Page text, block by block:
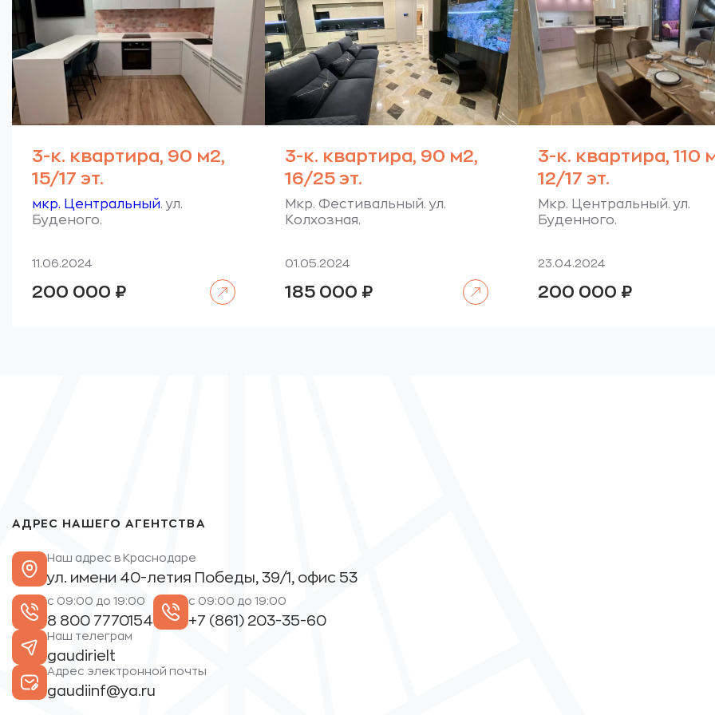
3-к. квартира, 90 м2,
15/17 эт.
мкр. Центральный. ул.
Буденого.
11.06.2024
200 000 ₽
3-к. квартира, 90 м2,
16/25 эт.
Мкр. Фестивальный. ул.
Колхозная.
01.05.2024
185 000 ₽
3-к. квартира, 110
12/17 эт.
Мкр. Центральный. ул.
Буденного.
23.04.2024
200 000 ₽
АДРЕС НАШЕГО АГЕНТСТВА
Наш адрес в Краснодаре
ул. имени 40-летия Победы, 39/1, офис 53
с 09:00 до 19:00
8 800 7770154
с 09:00 до 19:00
+7 (861) 203-35-60
Наш телеграм
gaudirielt
Адрес электронной почты
gaudiinf@ya.ru